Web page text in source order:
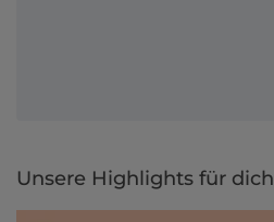
Unsere Highlights für dich